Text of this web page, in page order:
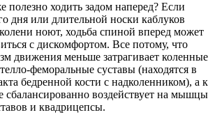
полезно ходить задом наперед? Если
дня или длительной носки каблуков
ноют, ходьба спиной вперед может
с дискомфортом. Все потому, что
движения меньше затрагивает коленные
феморальные суставы (находятся в
бедренной кости с надколенником), а к
сбалансированно воздействует на мышцы
и квадрицепсы.